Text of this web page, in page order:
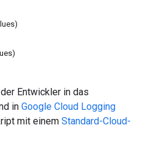
Entwickler in das
in Google Cloud Logging
mit einem Standard-Cloud-